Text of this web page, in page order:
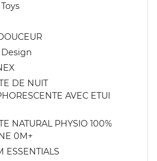
DE NUIT
AVEC ETUI
NATURAL PHYSIO 100%
0M+
ESSENTIALS